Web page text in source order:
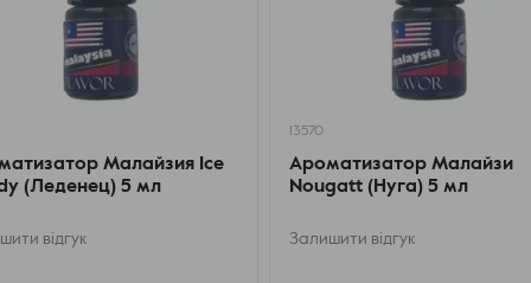
Малайзия Ice
(Леденец) 5 мл
відгук
13570
Ароматизатор Малайзия
Nougatt (Нуга) 5 мл
Залишити відгук